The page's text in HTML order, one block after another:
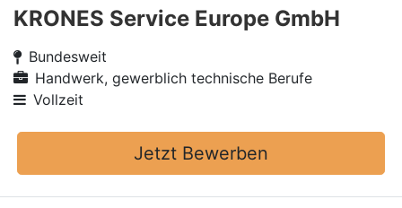
KRONES Service Europe GmbH
Bundesweit
Handwerk, gewerblich technische Berufe
Vollzeit
Jetzt Bewerben